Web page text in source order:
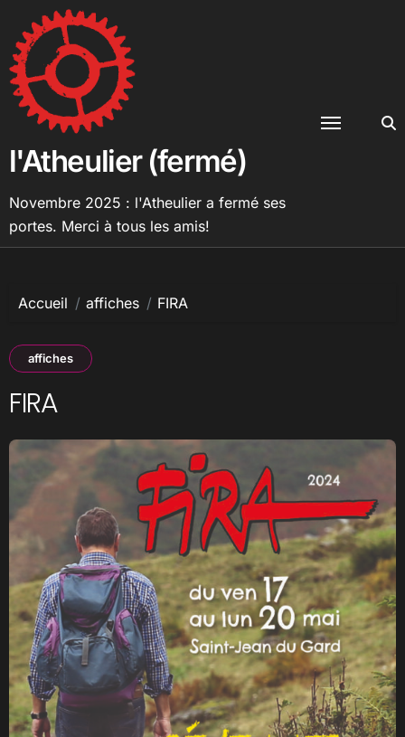
contenu
l'Atheulier (fermé)
Novembre 2025 : l'Atheulier a fermé ses
portes. Merci à tous les amis!
Accueil affiches FIRA
affiches
FIRA